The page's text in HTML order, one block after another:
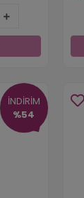
İNDİRİM
%54